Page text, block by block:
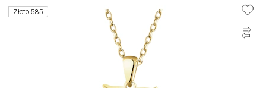
Złoto 585